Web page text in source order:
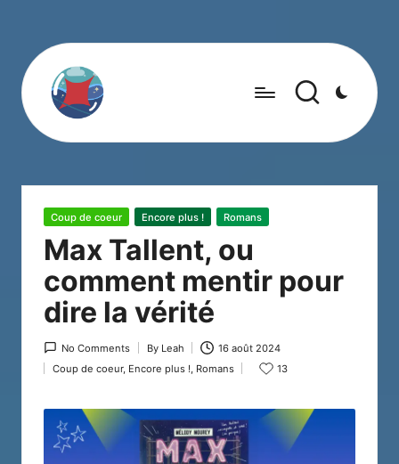
Posted
Coup de coeur Encore plus ! Romans
Max Tallent, ou
comment mentir pour
dire la vérité
No Comments
Posted
by
By Leah 16 août 2024
Posted
Coup de coeur, Encore plus ! Romans 13